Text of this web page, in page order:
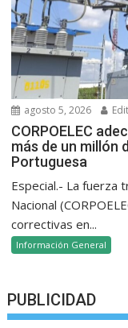
agosto 5, 2026
CORPOELEC
más de un millón
Portuguesa
Especial.- La fuerza
Nacional
correctivas en...
Información General
PUBLICIDAD